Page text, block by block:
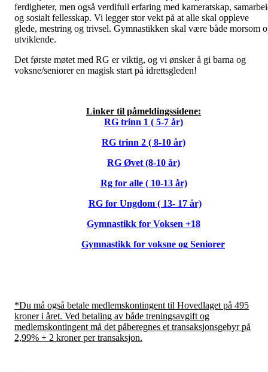
ferdigheter, men også verdifull erfaring med kameratskap,
og sosialt fellesskap. Vi legger stor vekt på at alle skal oppleve
glede, mestring og trivsel. Gymnastikken skal være både morsom
utviklende.
Det første møtet med RG er viktig, og vi ønsker å gi barna og
voksne/seniorer en magisk start på idrettsgleden!
Linker til påmeldingssidene:
RG trinn 1 ( 5-7 år)
RG trinn 2 ( 8-10 år)
RG Øvet (8-10 år)
Rg for alle ( 10-13 år)
RG for Ungdom ( 13- 17 år)
Gymnastikk for Voksen +18
Gymnastikk for voksne og Seniorer
*Du må også betale medlemskontingent til Hovedlaget på 495
kroner i året. Ved betaling av både treningsavgift og
medlemskontingent må det påberegnes et transaksjonsgebyr på
2,99% + 2 kroner per transaksjon.